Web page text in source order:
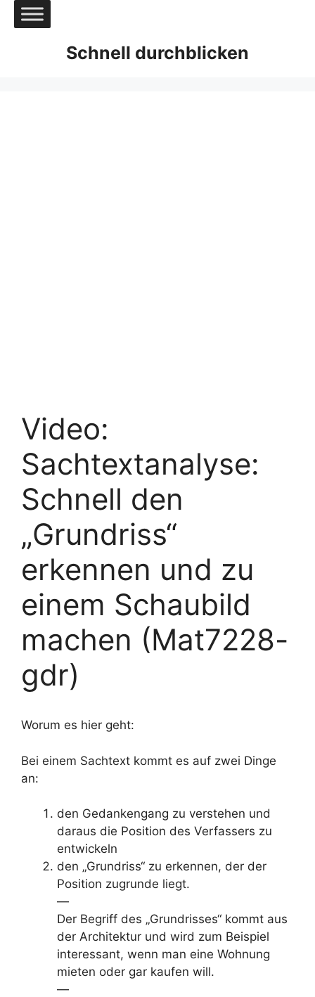
Zum
Inhalt
Schnell durchblicken
Video:
Sachtextanalyse:
Schnell den
„Grundriss“
erkennen und zu
einem Schaubild
machen (Mat7228-
gdr)
Worum es hier geht:
Bei einem Sachtext kommt es auf zwei Dinge
an:
den Gedankengang zu verstehen und
daraus die Position des Verfassers zu
entwickeln
den „Grundriss“ zu erkennen, der der
Position zugrunde liegt.
—
Der Begriff des „Grundrisses“ kommt aus
der Architektur und wird zum Beispiel
interessant, wenn man eine Wohnung
mieten oder gar kaufen will.
—